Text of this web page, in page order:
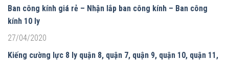
Ban công kính giá rẻ – Nhận lắp ban công kính – Ban công
kính 10 ly
27/04/2020
Kiếng cường lực 8 ly quận 8, quận 7, quận 9, quận 10, quận 11,